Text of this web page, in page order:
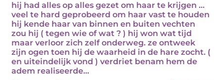
hij had alles op alles gezet om haar te krijgen …
veel te hard geprobeerd om haar vast te houden
hij kende haar van binnen en buiten vechten
zou hij ( tegen wie of wat ? ) hij won wat tijd
maar verloor zich zelf onderweg. ze ontweek
zijn ogen toen hij de waarheid in de hare zocht. (
en uiteindelijk vond ) verdriet benam hem de
adem realiseerde…